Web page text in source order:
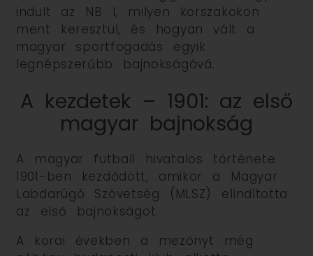
indult az NB I, milyen korszakokon
ment keresztül, és hogyan vált a
magyar sportfogadás egyik
legnépszerűbb bajnokságává.
A kezdetek – 1901: az első
magyar bajnokság
A magyar futball hivatalos története
1901-ben kezdődött, amikor a Magyar
Labdarúgó Szövetség (MLSZ) elindította
az első bajnokságot.
A korai években a mezőnyt még